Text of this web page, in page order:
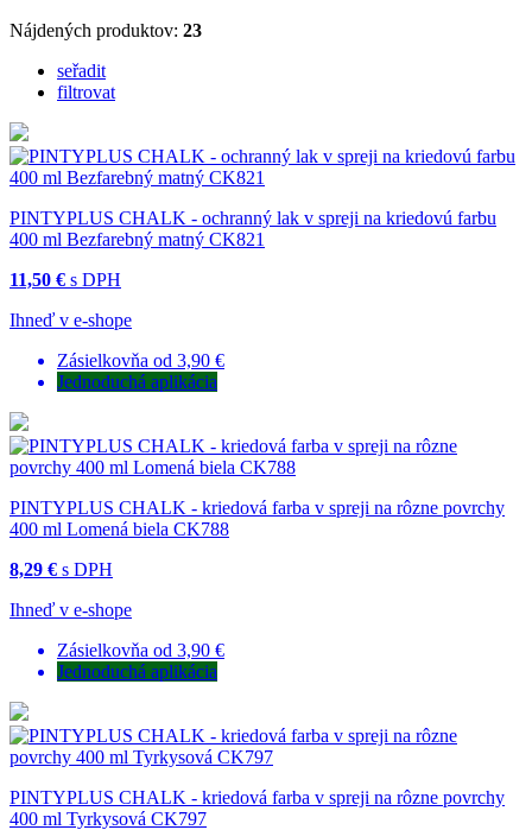
Nájdených produktov: 23
seřadit
filtrovat
PINTYPLUS CHALK - ochranný lak v spreji na kriedovú farbu
400 ml Bezfarebný matný CK821
11,50 € s DPH
Ihneď v e-shope
Zásielkovňa od 3,90 €
Jednoduchá aplikácia
PINTYPLUS CHALK - kriedová farba v spreji na rôzne povrchy
400 ml Lomená biela CK788
8,29 € s DPH
Ihneď v e-shope
Zásielkovňa od 3,90 €
Jednoduchá aplikácia
PINTYPLUS CHALK - kriedová farba v spreji na rôzne povrchy
400 ml Tyrkysová CK797